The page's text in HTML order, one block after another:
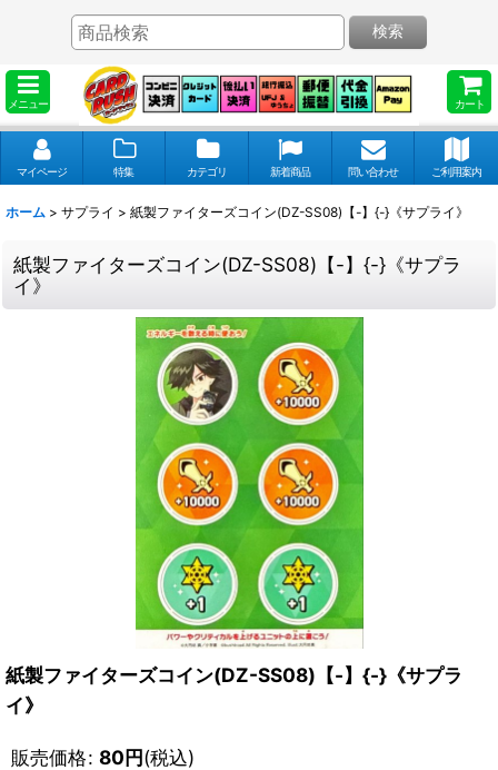
メニュー カート
検索
マイページ 特集 カテゴリ 新着商品 問い合わせ ご利用案内
ホーム > サプライ > 紙製ファイターズコイン(DZ-SS08)【-】{-}《サプライ》
紙製ファイターズコイン(DZ-SS08)【-】{-}《サプラ
イ》
紙製ファイターズコイン(DZ-SS08)【-】{-}《サプラ
イ》
販売価格: 80円(税込)